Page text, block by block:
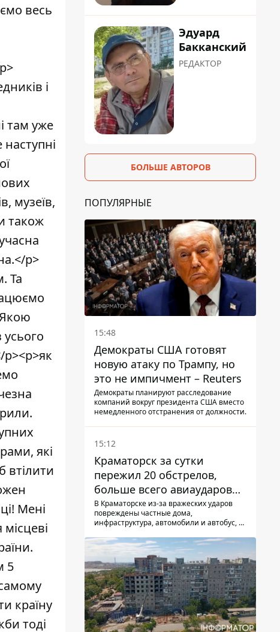
весь
і
там уже
музеїв,
також
p>
Та
p><p>як
які
Мені
5
країну
тоді
Эдуард
Бакканский
РЕДАКТОР
БОЛЬШЕ АВТОРОВ
ПОПУЛЯРНЫЕ
15:48
Демократы США готовят
новую атаку по Трампу, но
это не импичмент – Reuters
Демократы планируют расследование
компаний вокруг президента США вместо
немедленного отстранения от должности.
15:12
Краматорск за сутки
пережил 20 обстрелов,
больше всего авиаударов
КАБ-250
В Краматорске из-за вражеских ударов
повреждены частные дома,
инфраструктура, автомобили и автобус, а
человек и еще 15 получили ранения